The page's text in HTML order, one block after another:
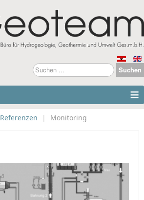
Suchen
...
Suchen
≡
Referenzen | Monitoring